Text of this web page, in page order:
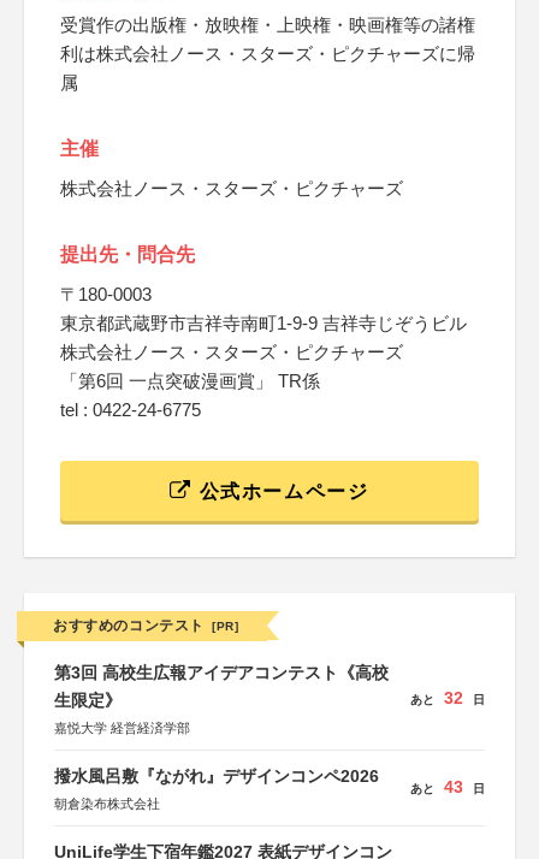
受賞作の出版権・放映権・上映権・映画権等の諸権
利は株式会社ノース・スターズ・ピクチャーズに帰
属
主催
株式会社ノース・スターズ・ピクチャーズ
提出先・問合先
〒180-0003
東京都武蔵野市吉祥寺南町1-9-9 吉祥寺じぞうビル
株式会社ノース・スターズ・ピクチャーズ
「第6回 一点突破漫画賞」 TR係
tel : 0422-24-6775
公式ホームページ
おすすめのコンテスト [PR]
第3回 高校生広報アイデアコンテスト《高校
生限定》
嘉悦大学 経営経済学部
あと 32 日
撥水風呂敷『ながれ』デザインコンペ2026
朝倉染布株式会社
あと 43 日
UniLife学生下宿年鑑2027 表紙デザインコン